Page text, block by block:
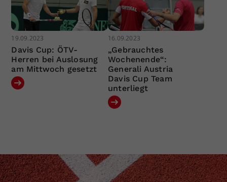
19.09.2023
Davis Cup: ÖTV-
Herren bei Auslosung
am Mittwoch gesetzt
16.09.2023
„Gebrauchtes
Wochenende“:
Generali Austria
Davis Cup Team
unterliegt